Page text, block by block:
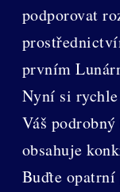
podporovat
prvním
Nyní si
Váš
obsahuje
Buďte